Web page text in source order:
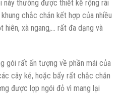
này thường được thiết kế rộng rãi
chắc chắn kết hợp của nhiều
xà ngang,… rất đa dạng và
gói rất ấn tượng về phần mái của
cây kẻ, hoặc bẩy rất chắc chắn
được lợp ngói đỏ vì mang lại